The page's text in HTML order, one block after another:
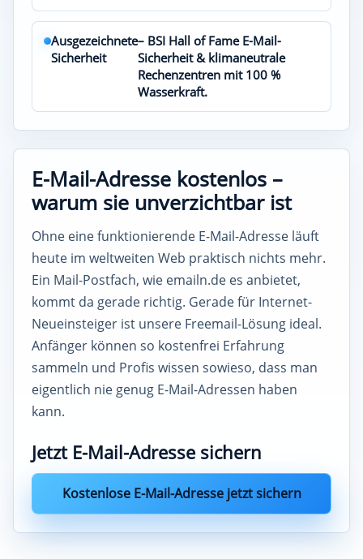
Ausgezeichnete
Sicherheit
– BSI Hall of Fame E-Mail-
Sicherheit & klimaneutrale
Rechenzentren mit 100 %
Wasserkraft.
E-Mail-Adresse kostenlos –
warum sie unverzichtbar ist
Ohne eine funktionierende E-Mail-Adresse läuft
heute im weltweiten Web praktisch nichts mehr.
Ein Mail-Postfach, wie emailn.de es anbietet,
kommt da gerade richtig. Gerade für Internet-
Neueinsteiger ist unsere Freemail-Lösung ideal.
Anfänger können so kostenfrei Erfahrung
sammeln und Profis wissen sowieso, dass man
eigentlich nie genug E-Mail-Adressen haben
kann.
Jetzt E-Mail-Adresse sichern
Kostenlose E-Mail-Adresse jetzt sichern